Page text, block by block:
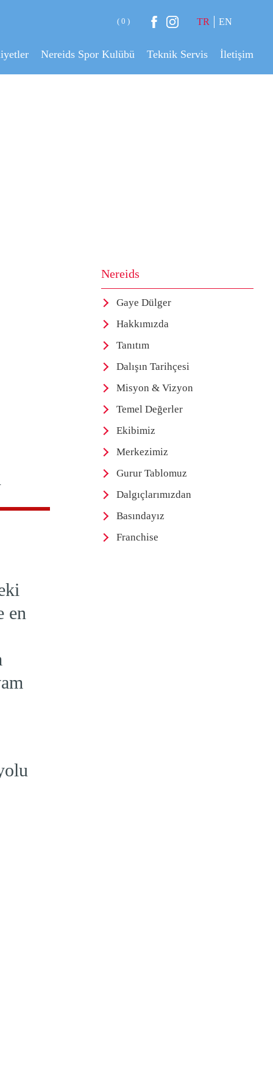
( 0 ) TR EN
Nereids Spor Kulübü Teknik Servis İletişim
en
Nereids
Gaye Dülger
Hakkımızda
Tanıtım
Dalışın Tarihçesi
Misyon & Vizyon
Temel Değerler
Ekibimiz
Merkezimiz
Gurur Tablomuz
Dalgıçlarımızdan
Basındayız
Franchise